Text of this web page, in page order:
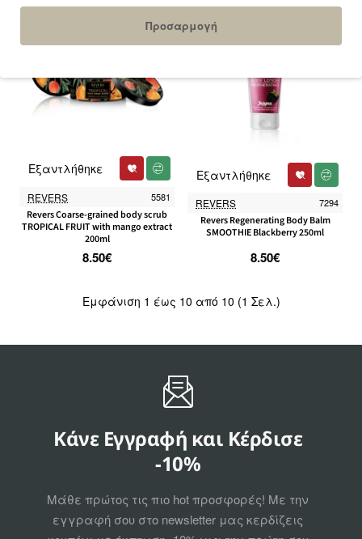
REVERS 5581
Revers Coarse-grained body scrub
TROPICAL FRUIT with mango extract
200ml
8.50€
Εξαντλήθηκε
REVERS 7294
Revers Regenerating Body Balm
SMOOTHIE Blackberry 250ml
8.50€
Εξαντλήθηκε
Εμφάνιση 1 έως 10 από 10 (1 Σελ.)
Κάνε Εγγραφή και Κέρδισε
-10%
Μάθε πρώτος τις πιο hot προσφορές! Με την
εγγραφή σου στο newsletter μας κερδίζεις
Προσαρμογή